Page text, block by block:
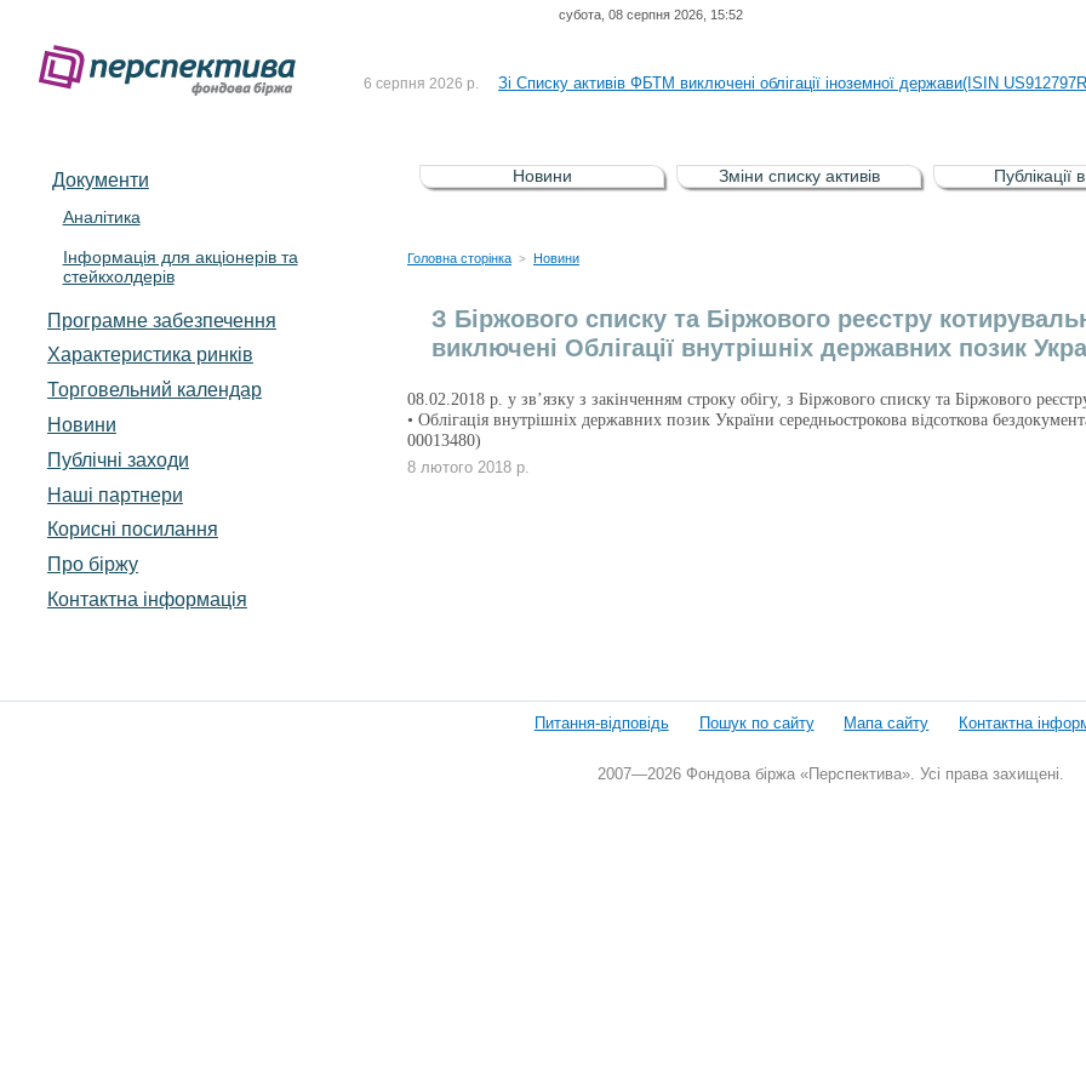
субота, 08 серпня 2026, 15:52
До Списку активів регульованого фондового ринку (РФР) включена
6 серпня 2026 р. Зі Списку активів ФБТМ виключені облігації іноземної держави(ISIN
5 серпня 2026 р. Зі списку активів РФР виключені Облігація внутрішніх державних позик
4 серпня 2026 р. До Списку активів регульованого фондового ринку (РФР) включена
Документи
Аналітика
Інформація для акціонерів та
стейкхолдерів
Програмне забезпечення
Характеристика pинків
Торговельний календар
Новини
Публічні заходи
Наші партнери
Корисні посилання
Про біржу
Контактна інформація
Новини Зміни списку активів Публікації
Головна сторінка > Новини
З Біржового списку та Біржового реєстру
виключені Облігації внутрішніх державних позик
08.02.2018 р. у зв’язку з закінченням строку обігу, з Біржового списку та Біржового
• Облігація внутрішніх державних позик України середньострокова відсоткова
00013480)
8 лютого 2018 р.
Питання-відповідь Пошук по сайту Мапа сайту Контактна
2007—2026 Фондова біржа «Перспектива». Усі права захищені.